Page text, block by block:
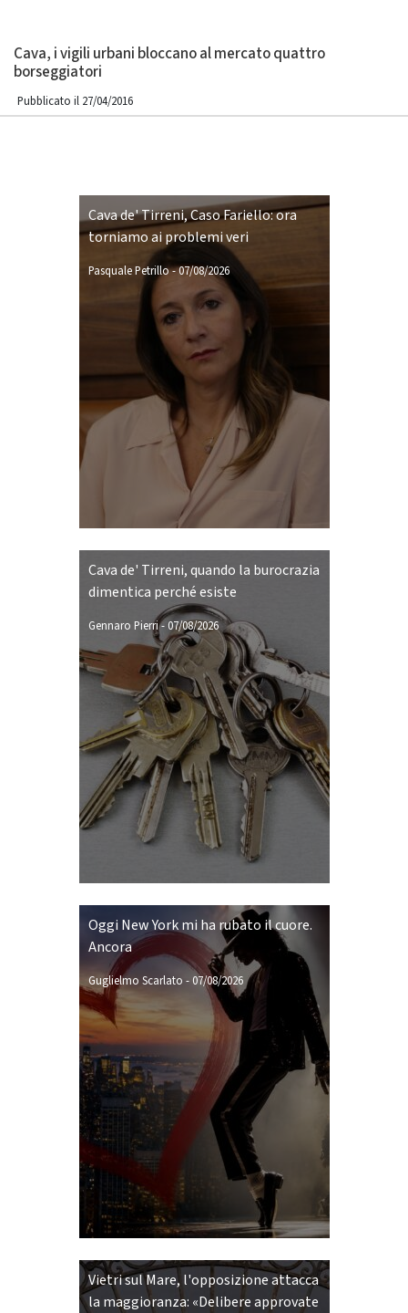
Cava, i vigili urbani bloccano al mercato quattro
borseggiatori
Pubblicato il 27/04/2016
Cava de' Tirreni, Caso Fariello: ora
torniamo ai problemi veri
Pasquale Petrillo-07/08/2026
Cava de' Tirreni, quando la burocrazia
dimentica perché esiste
Gennaro Pierri- 07/08/2026
Oggi New York mi ha rubato il cuore.
Ancora
Guglielmo Scarlato -07/08/2026
Vietri sul Mare, l'opposizione attacca
la maggioranza: «Delibere approvate